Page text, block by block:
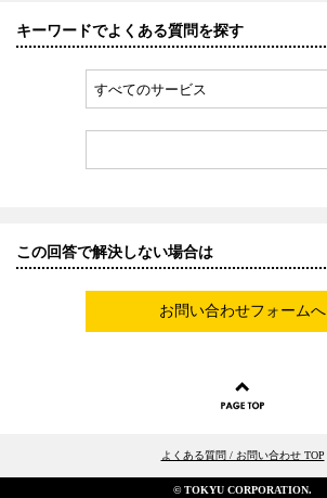
キーワードでよくある質問を探す
すべてのサービス
この回答で解決しない場合は
お問い合わせフォームへ
よくある質問 / お問い合わせ TOP
© TOKYU CORPORATION.